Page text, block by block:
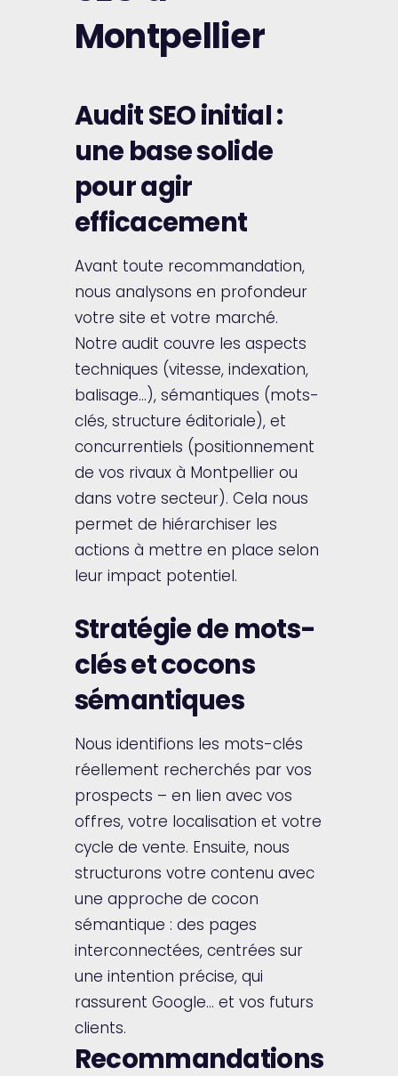
Montpellier
Audit SEO initial :
une base solide
pour agir
efficacement
Avant toute recommandation,
nous analysons en profondeur
votre site et votre marché.
Notre audit couvre les aspects
techniques (vitesse, indexation,
balisage…), sémantiques (mots-
clés, structure éditoriale), et
concurrentiels (positionnement
de vos rivaux à Montpellier ou
dans votre secteur). Cela nous
permet de hiérarchiser les
actions à mettre en place selon
leur impact potentiel.
Stratégie de mots-
clés et cocons
sémantiques
Nous identifions les mots-clés
réellement recherchés par vos
prospects – en lien avec vos
offres, votre localisation et votre
cycle de vente. Ensuite, nous
structurons votre contenu avec
une approche de cocon
sémantique : des pages
interconnectées, centrées sur
une intention précise, qui
rassurent Google… et vos futurs
clients.
Recommandations